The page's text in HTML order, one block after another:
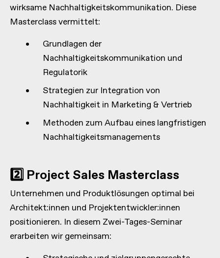
wirksame Nachhaltigkeitskommunikation. Diese
Masterclass vermittelt:
Grundlagen der
Nachhaltigkeitskommunikation und
Regulatorik
Strategien zur Integration von
Nachhaltigkeit in Marketing & Vertrieb
Methoden zum Aufbau eines langfristigen
Nachhaltigkeitsmanagements
2️⃣ Project Sales Masterclass
Unternehmen und Produktlösungen optimal bei
Architekt:innen und Projektentwickler:innen
positionieren. In diesem Zwei-Tages-Seminar
erarbeiten wir gemeinsam: